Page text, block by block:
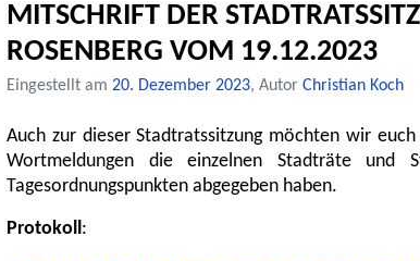
MITSCHRIFT DER
ROSENBERG VOM 19.12.2023
Eingestellt am 20. Dezember 2023, Autor Christian Koch
Auch zur dieser Stadtratssitzung möchten wir
Wortmeldungen die einzelnen Stadträte und
Tagesordnungspunkten abgegeben haben.
Protokoll :